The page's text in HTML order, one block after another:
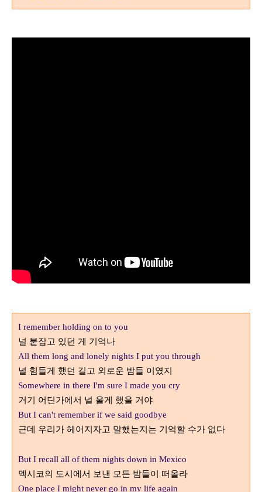
I remember holding on to you
널 붙잡고 있던 게 기억나
All them long and lonely nights I put you through
널 힘들게 했던 길고 외로운 밤들 이였지
Somewhere in there I'm sure I made you cry
거기 어딘가에서 널 울게 했을 거야
But I can't remember if we said goodbye
근데 우리가 헤어지자고 말했는지는 기억할 수가 없다
But I recall all of them nights down in Mexico
멕시코의 도시에서 보낸 모든 밤들이 떠올라
One place I might never go in my life again